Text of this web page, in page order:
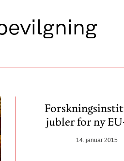
jubler for ny
14. januar 2015